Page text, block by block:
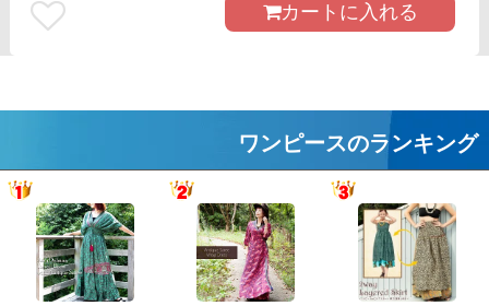
カートに入れる
ワンピースのランキング